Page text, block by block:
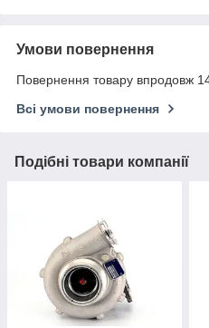
Умови повернення
Повернення товару впродовж
Всі умови повернення
Подібні товари компанії